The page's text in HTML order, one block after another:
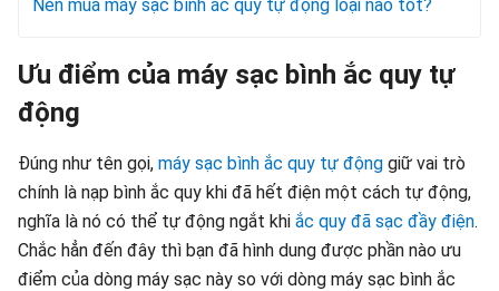
Nên mua máy sạc bình ắc quy tự động loại nào tốt?
Ưu điểm của máy sạc bình ắc quy tự
động
Đúng như tên gọi, máy sạc bình ắc quy tự động giữ vai trò
chính là nạp bình ắc quy khi đã hết điện một cách tự động,
nghĩa là nó có thể tự động ngắt khi ắc quy đã sạc đầy điện.
Chắc hẳn đến đây thì bạn đã hình dung được phần nào ưu
điểm của dòng máy sạc này so với dòng máy sạc bình ắc